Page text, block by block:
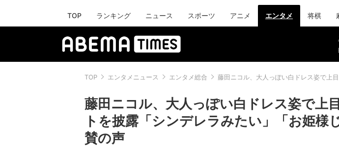
TOP ランキング ニュース スポーツ アニメ エンタメ 将棋
TOP エンタメニュース エンタメ総合 藤田ニコル、大人っぽい白ドレス姿で上
藤田ニコル、大人っぽい白ドレス姿で上
トを披露「シンデレラみたい」「お姫様
賛の声